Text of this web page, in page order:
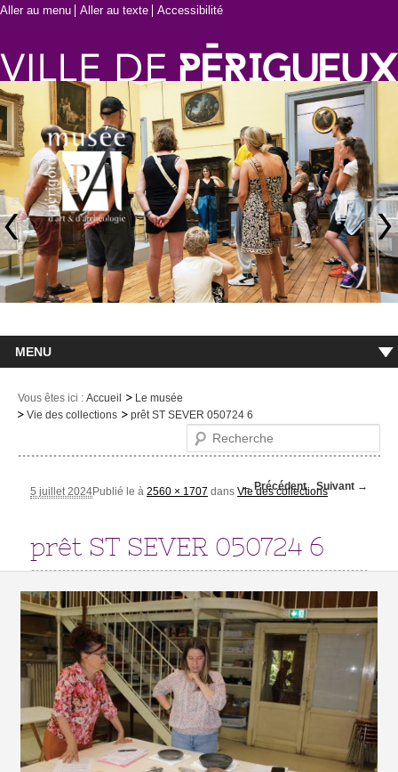
Aller au menu Aller au texte Accessibilité
MENU
Le musée
Visites et activités
Evénements et expositions
Vous êtes ici : Accueil
Le musée
Vie des collections
prêt ST SEVER 050724 6
Recherche
Navigation des
← Précédent Suivant →
prêt ST SEVER 050724 6
Publié le
5 juillet 2024 à2560 × 1707 dansVie des collections